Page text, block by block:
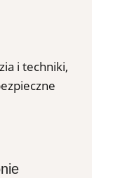
i techniki,